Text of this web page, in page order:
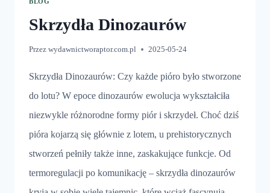
Skrzydła Dinozaurów
Przez wydawnictworaptor.com.pl 2025-05-24
Skrzydła Dinozaurów: Czy każde pióro było stworzone
do lotu? W epoce dinozaurów ewolucja wykształciła
niezwykle różnorodne formy piór i skrzydeł. Choć dziś
pióra kojarzą się głównie z lotem, u prehistorycznych
stworzeń pełniły także inne, zaskakujące funkcje. Od
termoregulacji po komunikację – skrzydła dinozaurów